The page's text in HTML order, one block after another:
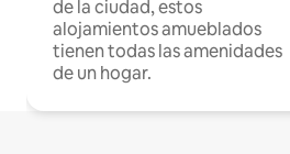
de la ciudad, estos
alojamientos amueblados
tienen todas las amenidades
de un hogar.